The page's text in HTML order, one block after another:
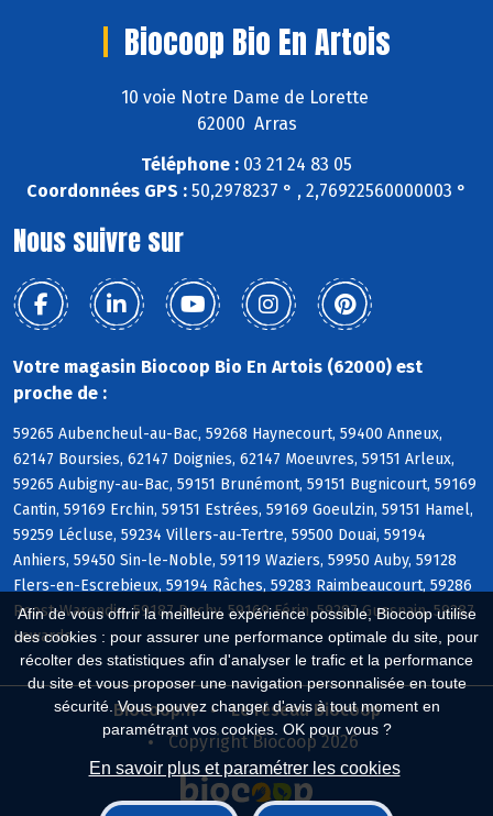
Afin de vous offrir la meilleure expérience possible, Biocoop utilise
des cookies : pour assurer une performance optimale du site, pour
récolter des statistiques afin d'analyser le trafic et la performance
du site et vous proposer une navigation personnalisée en toute
sécurité. Vous pouvez changer d'avis à tout moment en
paramétrant vos cookies. OK pour vous ?
En savoir plus et paramétrer les cookies
Biocoop Bio En Artois
10 voie Notre Dame de Lorette
62000 Arras
Téléphone : 03 21 24 83 05
Coordonnées GPS : 50,2978237 ° , 2,76922560000003 °
Nous suivre sur
Votre magasin Biocoop Bio En Artois (62000) est
proche de :
59265 Aubencheul-au-Bac, 59268 Haynecourt, 59400 Anneux,
62147 Boursies, 62147 Doignies, 62147 Moeuvres, 59151 Arleux,
59265 Aubigny-au-Bac, 59151 Brunémont, 59151 Bugnicourt, 59169
Cantin, 59169 Erchin, 59151 Estrées, 59169 Goeulzin, 59151 Hamel,
59259 Lécluse, 59234 Villers-au-Tertre, 59500 Douai, 59194
Anhiers, 59450 Sin-le-Noble, 59119 Waziers, 59950 Auby, 59128
Flers-en-Escrebieux, 59194 Râches, 59283 Raimbeaucourt, 59286
Roost-Warendin, 59187 Dechy, 59169 Férin, 59287 Guesnain, 59287
Lewarde
Biocoop.fr
Le réseau Biocoop
Copyright Biocoop 2026